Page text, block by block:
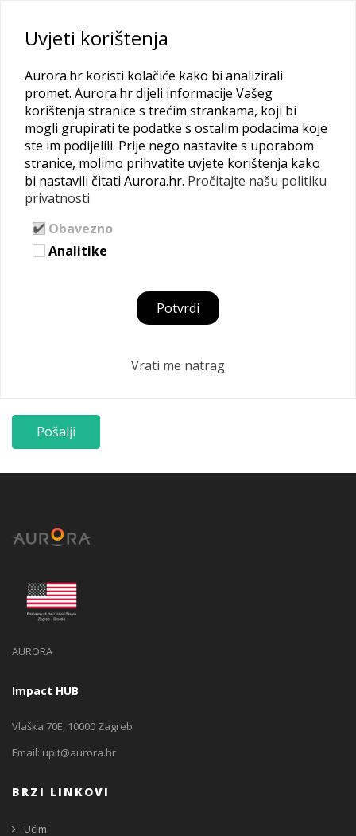
Uvjeti korištenja
Aurora.hr koristi kolačiće kako bi analizirali
promet. Aurora.hr dijeli informacije Vašeg
korištenja stranice s trećim strankama, koji bi
mogli grupirati te podatke s ostalim podacima koje
ste im podijelili. Prije nego nastavite s uporabom
stranice, molimo prihvatite uvjete korištenja kako
bi nastavili čitati Aurora.hr. Pročitajte našu politiku
privatnosti
Obavezno
Analitike
Potvrdi
Vrati me natrag
Kontaktiraj
Maja Škvorc
AURORA
Impact HUB
Vlaška 70E, 10000 Zagreb
Email: upit@aurora.hr
BRZI LINKOVI
Učim